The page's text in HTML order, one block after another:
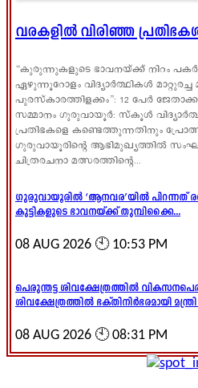
വരകളിൽ വിരിഞ്ഞ
“കുരുന്നുകളുടെ ഭാവനയ്ക്ക് നിറം
ഏഴുന്നൂറോളം വിദ്യാർത്ഥികൾ
പുരസ്‌കാരത്തിളക്കം”: 12 പേർ
സമ്മാനം ഗുരുവായൂർ: സ്കൂൾ
പ്രതിഭകളെ കണ്ടെത്തുന്നതിനും
ഗുരുവായൂരിന്റെ ആഭിമുഖ്യത്തിൽ
ചിത്രരചനാ മത്സരത്തിന്റെ...
ഗുരുവായൂരിൽ ‘ആനവര’യിൽ പിറന്നത്
കുട്ടികളുടെ ഭാവനയ്ക്ക് തുമ്പിക്കൈ...
08 AUG 2026 🕙 10:53 PM
പെരുന്തട്ട ശിവക്ഷേത്രത്തിൽ
ശിവക്ഷേത്രത്തിൽ ഭക്തിനിർഭരമായി
08 AUG 2026 🕙 08:31 PM